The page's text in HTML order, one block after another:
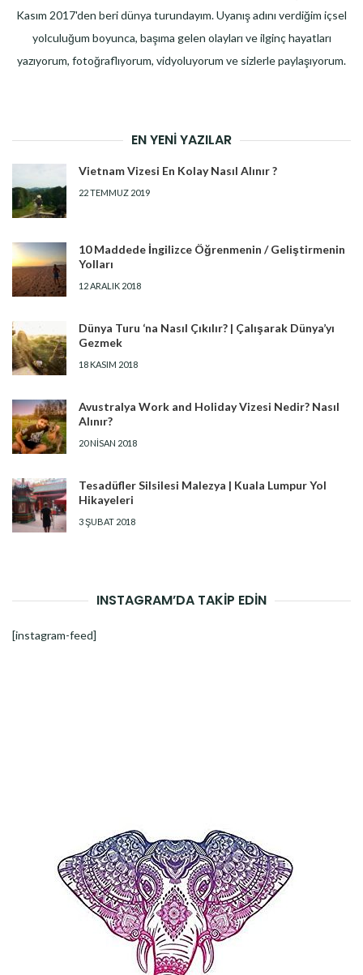
Kasım 2017'den beri dünya turundayım. Uyanış adını verdiğim içsel
yolculuğum boyunca, başıma gelen olayları ve ilginç hayatları
yazıyorum, fotoğraflıyorum, vidyoluyorum ve sizlerle paylaşıyorum.
EN YENI YAZILAR
Vietnam Vizesi En Kolay Nasıl Alınır ?
22 TEMMUZ 2019
10 Maddede İngilizce Öğrenmenin / Geliştirmenin
Yolları
12 ARALIK 2018
Dünya Turu ‘na Nasıl Çıkılır? | Çalışarak Dünya’yı
Gezmek
18 KASIM 2018
Avustralya Work and Holiday Vizesi Nedir? Nasıl
Alınır?
20 NISAN 2018
Tesadüfler Silsilesi Malezya | Kuala Lumpur Yol
Hikayeleri
3 ŞUBAT 2018
INSTAGRAM’DA TAKİP EDİN
[instagram-feed]